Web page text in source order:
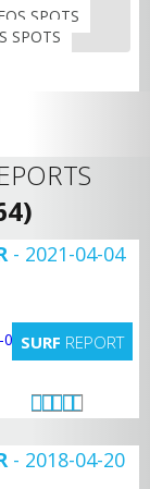
SPOTS
SPOTS
- 2021-04-04
SURF REPORT
- 2018-04-20